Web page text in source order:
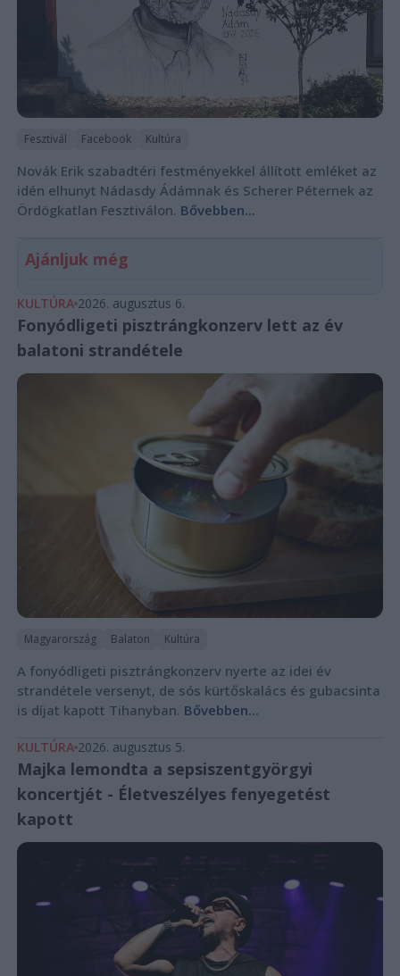
Fesztivál Facebook Kultúra
Novák Erik szabadtéri festményekkel állított emléket az
idén elhunyt Nádasdy Ádámnak és Scherer Péternek az
Ördögkatlan Fesztiválon. Bővebben...
Ajánljuk még
KULTÚRA 2026. augusztus 6.
Fonyódligeti pisztrángkonzerv lett az év
balatoni strandétele
Magyarország Balaton Kultúra
A fonyódligeti pisztrángkonzerv nyerte az idei év
strandétele versenyt, de sós kürtőskalács és gubacsinta
is díjat kapott Tihanyban. Bővebben...
KULTÚRA 2026. augusztus 5.
Majka lemondta a sepsiszentgyörgyi
koncertjét - Életveszélyes fenyegetést
kapott